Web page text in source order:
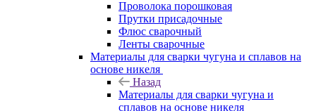
Проволока порошковая
Прутки присадочные
Флюс сварочный
Ленты сварочные
Материалы для сварки чугуна и сплавов на
основе никеля
Назад
Материалы для сварки чугуна и
сплавов на основе никеля